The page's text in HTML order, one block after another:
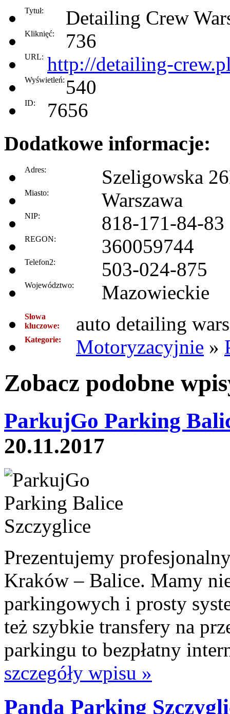
Tytuł: Detailing Crew
Kliknięć: 736
URL: http://detailing-
Wyświetleń: 540
ID: 7656
Dodatkowe informacje:
Adres: Szeligowska
Miasto: Warszawa
NIP: 818-171-84-83
REGON: 360059744
Telefon2: 503-024-875
Województwo: Mazowieckie
Słowa
kluczowe:
auto detailing
Kategorie: Motoryzacyjnie »
Zobacz podobne
ParkujGo Parking
20.11.2017
Prezentujemy
Kraków – Balice. Mamy
parkingowych i prosty
też szybkie transfery na
parkingu to bezpłatny
szczegóły wpisu »
Panda Parking